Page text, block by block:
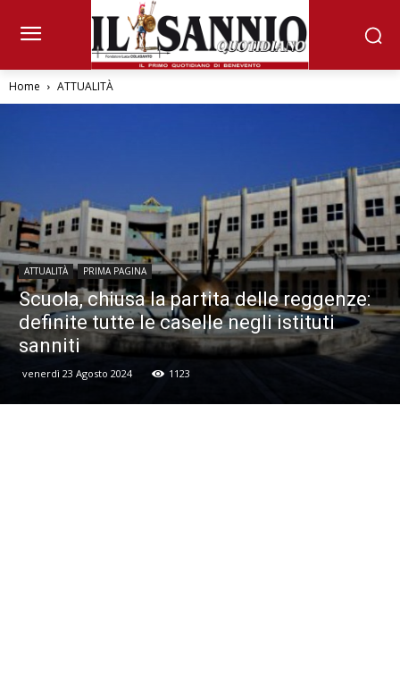
Home ATTUALITÀ
ATTUALITÀ PRIMA PAGINA
Scuola, chiusa la partita delle reggenze:
definite tutte le caselle negli istituti
sanniti
venerdì 23 Agosto 2024 1123